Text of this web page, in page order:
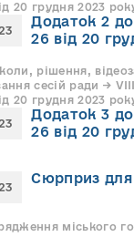
20 грудня 2023
Додаток 2
26 від 20
рішення,
сесій ради →
20 грудня 2023
Додаток 3
26 від 20
Сюрприз для
міського